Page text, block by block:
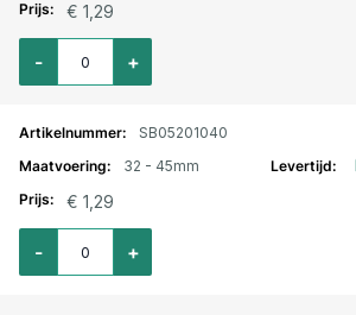
€ 1,29
Aantal voor Slangklem Jubilee verzinkt 30-40mm
+
-
SB05201040
32 - 45mm
€ 1,29
Aantal voor Slangklem Jubilee verzinkt 32-45mm
+
-